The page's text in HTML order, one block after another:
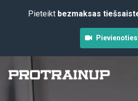
Pieteikt bezmaksas